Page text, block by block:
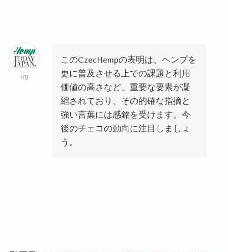
HTJ
このCzecHempの表明は、ヘンプを
更に普及させる上での課題と利用
価値の高さなど、重要な要素が凝
縮されており、その的確な指摘と
強い言葉には感銘を受けます。今
後のチェコの動向に注目しましょ
う。